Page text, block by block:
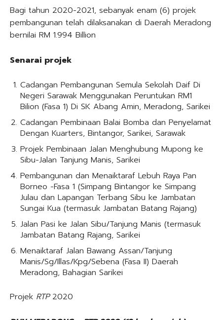
Bagi tahun 2020-2021, sebanyak enam (6) projek
pembangunan telah dilaksanakan di Daerah Meradong
bernilai RM 1.994 Billion
Senarai projek
Cadangan Pembangunan Semula Sekolah Daif Di
Negeri Sarawak Menggunakan Peruntukan RM1
Bilion (Fasa 1) Di SK Abang Amin, Meradong, Sarikei
Cadangan Pembinaan Balai Bomba dan Penyelamat
Dengan Kuarters, Bintangor, Sarikei, Sarawak
Projek Pembinaan Jalan Menghubung Mupong ke
Sibu-Jalan Tanjung Manis, Sarikei
Pembangunan dan Menaiktaraf Lebuh Raya Pan
Borneo -Fasa 1 (Simpang Bintangor ke Simpang
Julau dan Lapangan Terbang Sibu ke Jambatan
Sungai Kua (termasuk Jambatan Batang Rajang)
Jalan Pasi ke Jalan Sibu/Tanjung Manis (termasuk
Jambatan Batang Rajang, Sarikei
Menaiktaraf Jalan Bawang Assan/Tanjung
Manis/Sg/Illas/Kpg/Sebena (Fasa II) Daerah
Meradong, Bahagian Sarikei
Projek RTP2020